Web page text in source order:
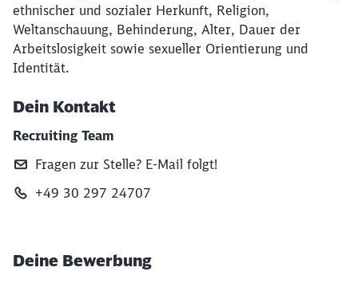
ethnischer und sozialer Herkunft, Religion,
Weltanschauung, Behinderung, Alter, Dauer der
Arbeitslosigkeit sowie sexueller Orientierung und
Identität.
Dein Kontakt
Recruiting Team
Fragen zur Stelle? E‑Mail folgt!
+49 30 297 24707
Deine Bewerbung